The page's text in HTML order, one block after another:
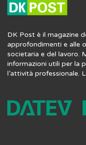
DK Post è il magazine
approfondimenti e alle
societaria e del lavoro.
informazioni utili per la
l’attività professionale.